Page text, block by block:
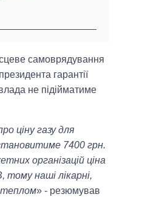
самоврядування
гарантії
не підійматиме
ціну газу для
7400 грн.
організацій ціна
тому наші лікарні,
» - резюмував